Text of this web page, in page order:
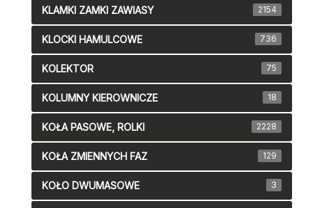
KLAMKI ZAMKI ZAWIASY 2154
KLOCKI HAMULCOWE 736
KOLEKTOR 75
KOLUMNY KIEROWNICZE 18
KOŁA PASOWE, ROLKI 2228
KOŁA ZMIENNYCH FAZ 129
KOŁO DWUMASOWE 3